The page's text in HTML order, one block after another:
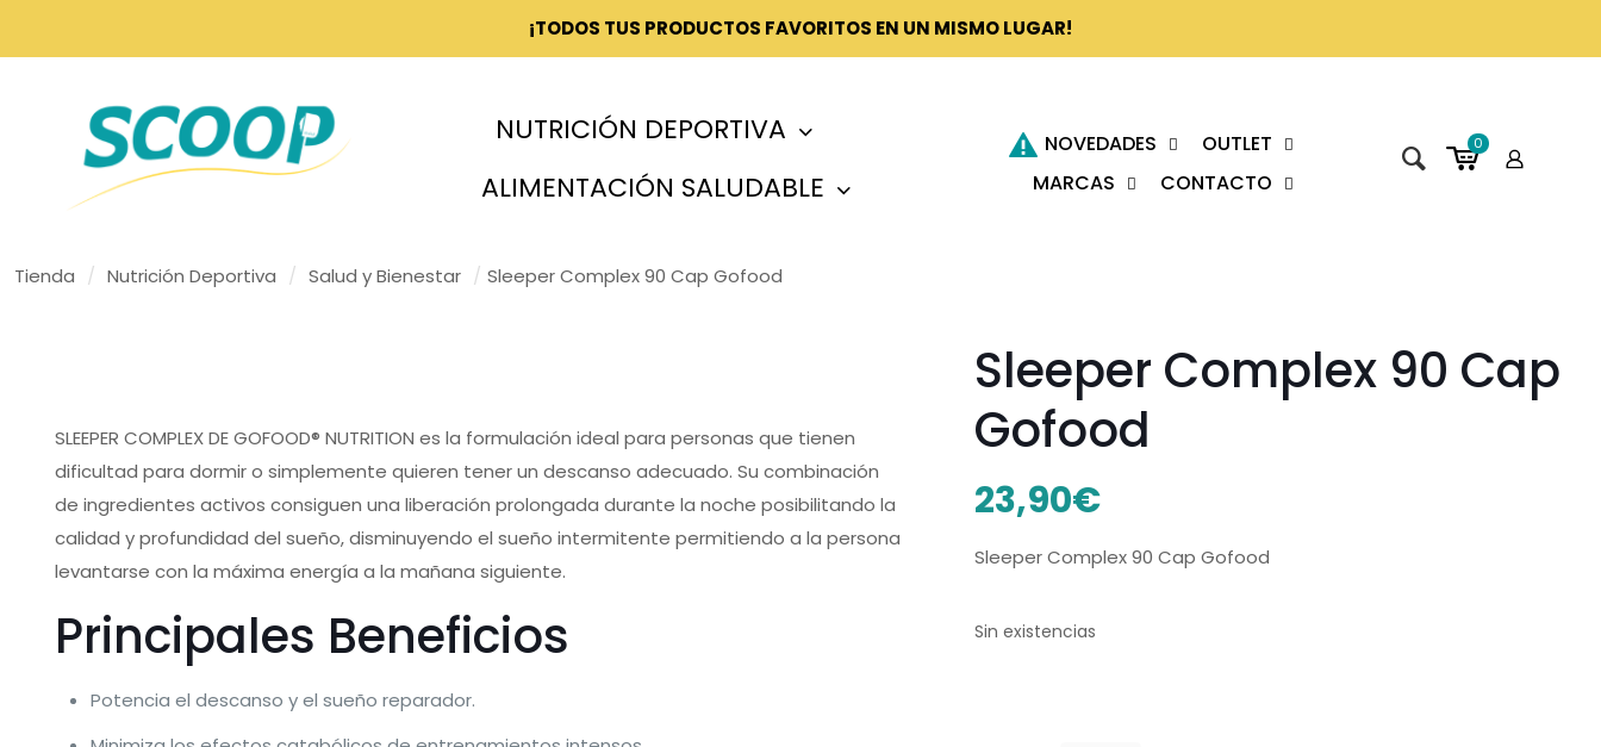
¡TODOS TUS PRODUCTOS FAVORITOS EN UN MISMO LUGAR!
NUTRICIÓN DEPORTIVA
ALIMENTACIÓN SALUDABLE
NOVEDADES
OUTLET
MARCAS
CONTACTO
0
Tienda / Nutrición Deportiva / Salud y Bienestar / Sleeper Complex 90 Cap Gofood
SLEEPER COMPLEX DE GOFOOD® NUTRITION es la formulación ideal para personas que tienen
dificultad para dormir o simplemente quieren tener un descanso adecuado. Su combinación
de ingredientes activos consiguen una liberación prolongada durante la noche posibilitando la
calidad y profundidad del sueño, disminuyendo el sueño intermitente permitiendo a la persona
levantarse con la máxima energía a la mañana siguiente.
Principales Beneficios
Potencia el descanso y el sueño reparador.
Sleeper Complex 90 Cap
Gofood
23,90€
Sleeper Complex 90 Cap Gofood
Sin existencias